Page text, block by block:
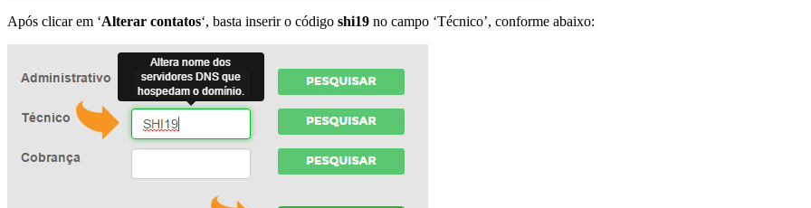
Após clicar em ‘Alterar contatos‘, basta inserir o código shi19 no campo ‘Técnico’, conforme abaixo: